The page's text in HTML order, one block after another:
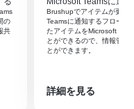
繰り返す」アクションを
の各項目に対して処理
ドキュメントの「文
に追記する
の
共
Brushupでアイテムが更新
Teamsに通知するフローで
たアイテムをMicrosoft
とができるので、情報管理
とができます。
詳細を見る